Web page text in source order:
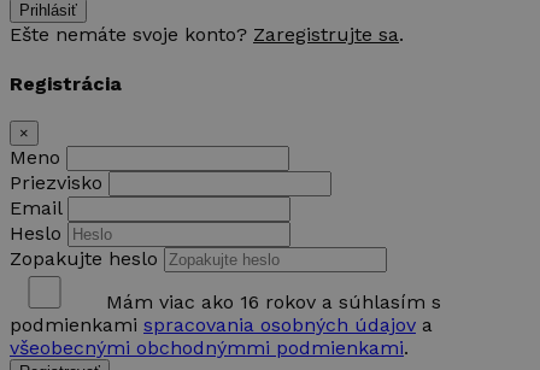
Prihlásiť
Ešte nemáte svoje konto? Zaregistrujte sa.
Registrácia
×
Meno
Priezvisko
Email
Heslo
Zopakujte heslo
Mám viac ako 16 rokov a súhlasím s
podmienkami spracovania osobných údajov a
všeobecnými obchodnýmmi podmienkami.